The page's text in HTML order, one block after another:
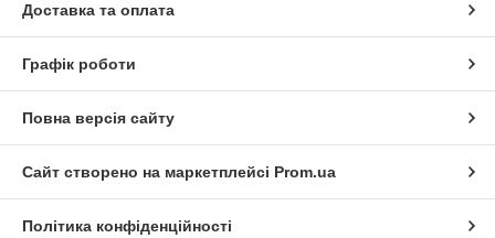
Доставка та оплата
Графік роботи
Повна версія сайту
Сайт створено на маркетплейсі Prom.ua
Політика конфіденційності